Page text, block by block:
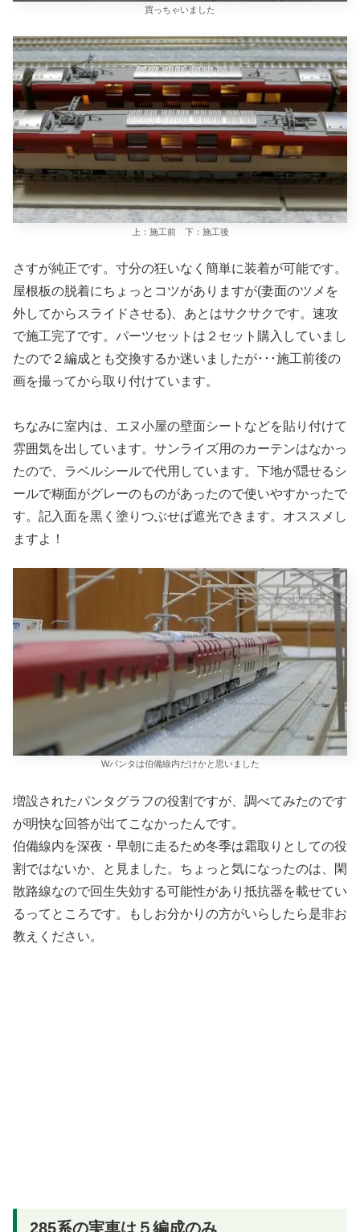
買っちゃいました
上：施工前 下：施工後
さすが純正です。寸分の狂いなく簡単に装着が可能です。
屋根板の脱着にちょっとコツがありますが(妻面のツメを
外してからスライドさせる)、あとはサクサクです。速攻
で施工完了です。パーツセットは２セット購入していまし
たので２編成とも交換するか迷いましたが･･･施工前後の
画を撮ってから取り付けています。
ちなみに室内は、エヌ小屋の壁面シートなどを貼り付けて
雰囲気を出しています。サンライズ用のカーテンはなかっ
たので、ラベルシールで代用しています。下地が隠せるシ
ールで糊面がグレーのものがあったので使いやすかったで
す。記入面を黒く塗りつぶせば遮光できます。オススメし
ますよ！
Wパンタは伯備線内だけかと思いました
増設されたパンタグラフの役割ですが、調べてみたのです
が明快な回答が出てこなかったんです。
伯備線内を深夜・早朝に走るため冬季は霜取りとしての役
割ではないか、と見ました。ちょっと気になったのは、閑
散路線なので回生失効する可能性があり抵抗器を載せてい
るってところです。もしお分かりの方がいらしたら是非お
教えください。
285系の実車は５編成のみ